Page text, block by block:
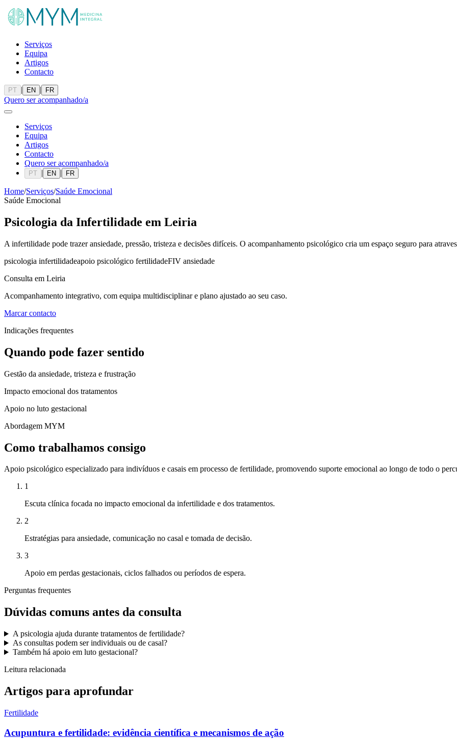
Serviços
Equipa
Artigos
Contacto
PT | EN | FR
Quero ser acompanhado/a
Serviços
Equipa
Artigos
Contacto
Quero ser acompanhado/a
PT | EN | FR
Home/Serviços/Saúde Emocional
Saúde Emocional
Psicologia da Infertilidade em Leiria
A infertilidade pode trazer ansiedade, pressão, tristeza e decisões difíceis. O acompanhamento psicológico cria um espaço seguro para
psicologia infertilidadeapoio psicológico fertilidadeFIV ansiedade
Consulta em Leiria
Acompanhamento integrativo, com equipa multidisciplinar e plano ajustado ao seu caso.
Marcar contacto
Indicações frequentes
Quando pode fazer sentido
Gestão da ansiedade, tristeza e frustração
Impacto emocional dos tratamentos
Apoio no luto gestacional
Abordagem MYM
Como trabalhamos consigo
Apoio psicológico especializado para indivíduos e casais em processo de fertilidade, promovendo suporte emocional ao longo de todo o
1
Escuta clínica focada no impacto emocional da infertilidade e dos tratamentos.
2
Estratégias para ansiedade, comunicação no casal e tomada de decisão.
3
Apoio em perdas gestacionais, ciclos falhados ou períodos de espera.
Perguntas frequentes
Dúvidas comuns antes da consulta
A psicologia ajuda durante tratamentos de fertilidade?
As consultas podem ser individuais ou de casal?
Também há apoio em luto gestacional?
Leitura relacionada
Artigos para aprofundar
Fertilidade
Acupuntura e fertilidade: evidência científica e mecanismos de ação